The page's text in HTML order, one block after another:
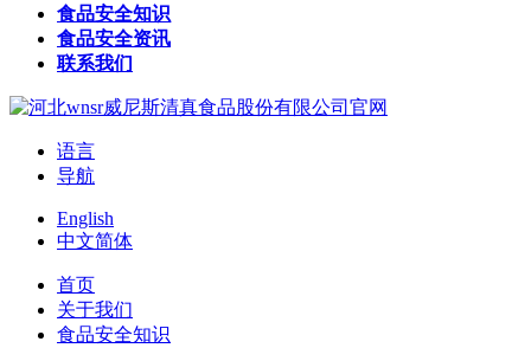
食品安全知识
食品安全资讯
联系我们
语言
导航
English
中文简体
首页
关于我们
食品安全知识